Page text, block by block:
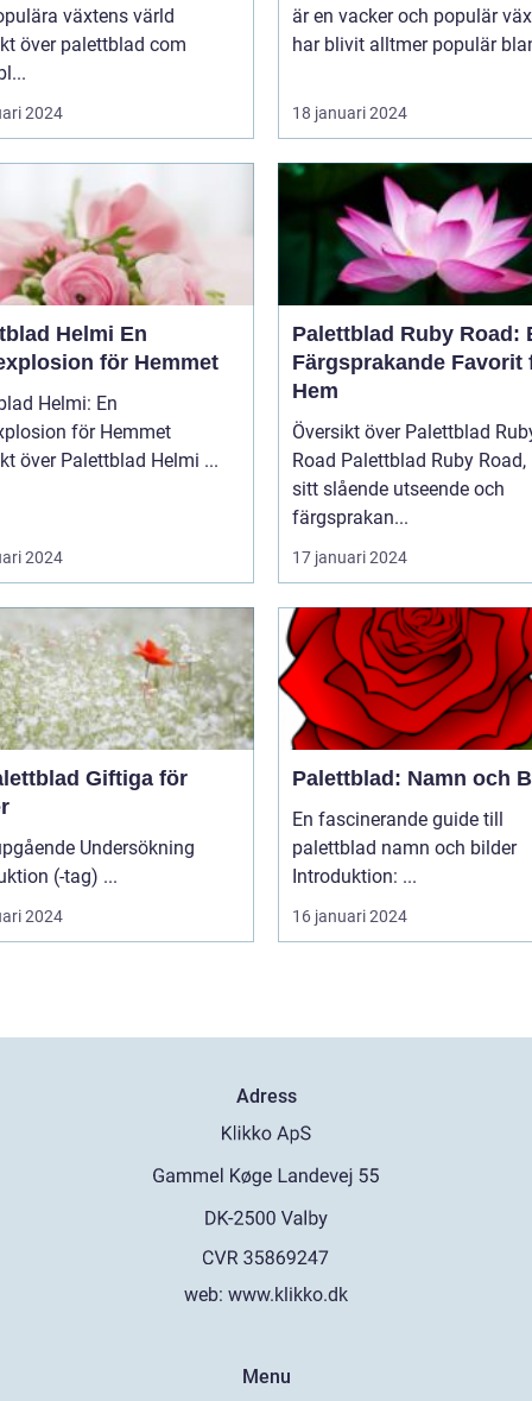
växtens värld
över palettblad com
2024
är en vacker och populär
har blivit alltmer populär
18 januari 2024
Helmi En
för Hemmet
Helmi: En
för Hemmet
Översikt över Palettblad Helmi ...
2024
Palettblad Ruby Road:
Färgsprakande Favorit
Hem
Översikt över Palettblad
Road Palettblad Ruby Road, med
sitt slående utseende och
färgsprakan...
17 januari 2024
Giftiga för
Undersökning
Introduktion (-tag) ...
2024
Palettblad: Namn och
En fascinerande guide till
palettblad namn och bilder
Introduktion: ...
16 januari 2024
Adress
web: www.klikko.dk
Menu